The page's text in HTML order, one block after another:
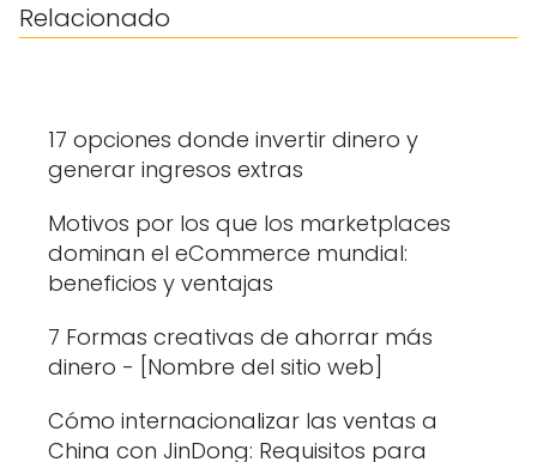
Relacionado
17 opciones donde invertir dinero y
generar ingresos extras
Motivos por los que los marketplaces
dominan el eCommerce mundial:
beneficios y ventajas
7 Formas creativas de ahorrar más
dinero - [Nombre del sitio web]
Cómo internacionalizar las ventas a
China con JinDong: Requisitos para